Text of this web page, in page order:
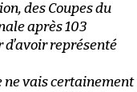
des Coupes du
après 103
d’avoir représenté
ne vais certainement